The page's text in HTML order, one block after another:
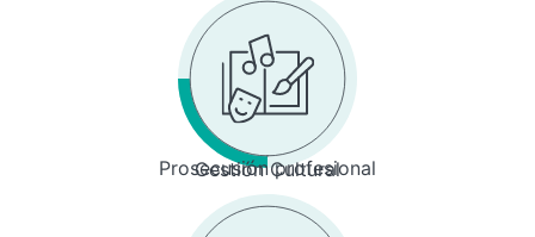
Prosecusión profesional
Gestión Cultural